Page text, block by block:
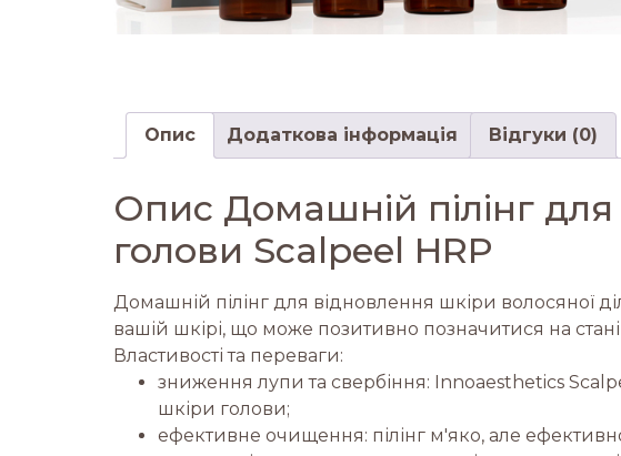
Опис Додаткова інформація Відгуки (0)
Опис Домашній пілінг
голови Scalpeel HRP
Домашній пілінг для відновлення шкіри волосяної
вашій шкірі, що може позитивно позначитися на
Властивості та переваги:
зниження лупи та свербіння: Innoaesthetics
шкіри голови;
ефективне очищення: пілінг м'яко, але